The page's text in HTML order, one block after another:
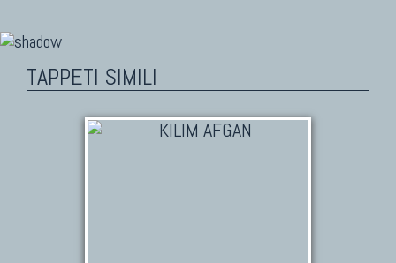
TAPPETI SIMILI